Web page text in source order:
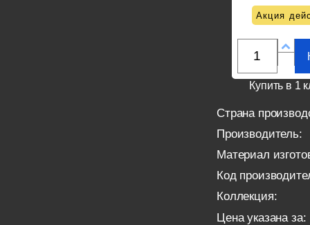
Акция
Купить в 1
Страна
Производитель:
Материал
Код
Коллекция:
Цена указана за: